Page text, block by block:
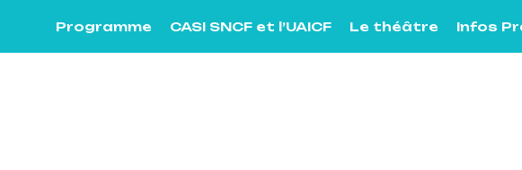
Programme CASI SNCF et l’UAICF Le théâtre Infos